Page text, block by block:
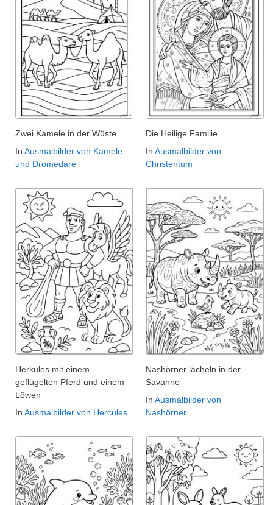
Zwei Kamele in der Wüste
In Ausmalbilder von Kamele
und Dromedare
Die Heilige Familie
In Ausmalbilder von
Christentum
Herkules mit einem
geflügelten Pferd und einem
Löwen
In Ausmalbilder von Hercules
Nashörner lächeln in der
Savanne
In Ausmalbilder von
Nashörner